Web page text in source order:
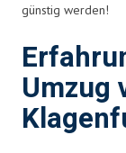
günstig werden!
Umzug